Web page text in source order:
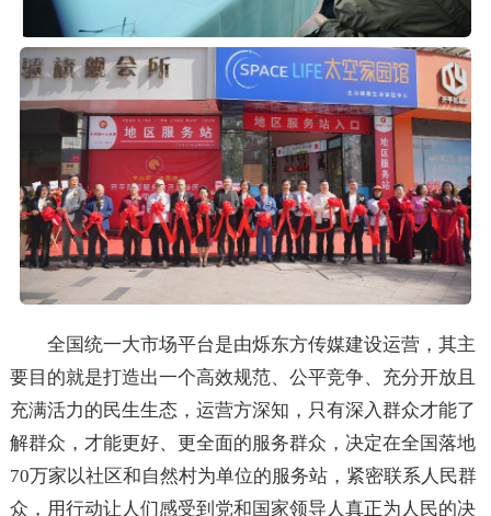
全国统一大市场平台是由烁东方传媒建设运营，其主
要目的就是打造出一个高效规范、公平竞争、充分开放且
充满活力的民生生态，运营方深知，只有深入群众才能了
解群众，才能更好、更全面的服务群众，决定在全国落地
70万家以社区和自然村为单位的服务站，紧密联系人民群
众，用行动让人们感受到党和国家领导人真正为人民的决